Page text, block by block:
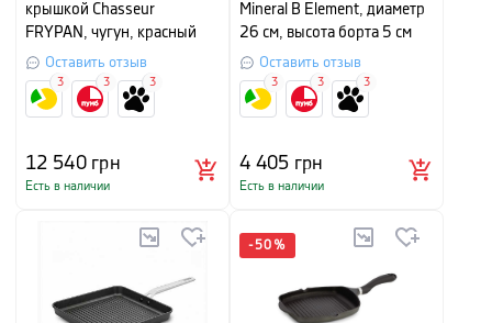
крышкой Chasseur
FRYPAN, чугун, красный
Оставить отзыв
12 540грн
Есть в наличии
3 3 3
Mineral B Element, диаметр
26 см, высота борта 5 см
Оставить отзыв
4 405 грн
Есть в наличии
3 3 3
-50 %